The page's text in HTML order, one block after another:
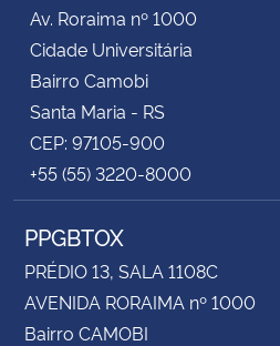
Av. Roraima nº 1000
Cidade Universitária
Bairro Camobi
Santa Maria - RS
CEP: 97105-900
+55 (55) 3220-8000
PPGBTOX
PRÉDIO 13, SALA 1108C
AVENIDA RORAIMA nº 1000
Bairro CAMOBI